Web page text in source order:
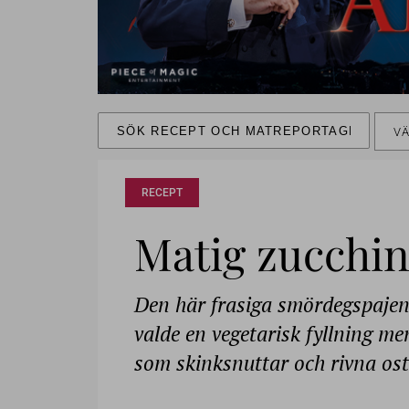
RECEPT
Matig
Den här frasiga
valde en vegetarisk fyllning
som skinksnuttar och rivna